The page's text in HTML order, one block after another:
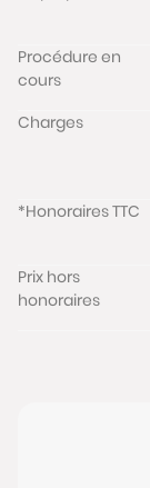
Procédure en
cours
Charges
*Honoraires TTC
Prix hors
honoraires